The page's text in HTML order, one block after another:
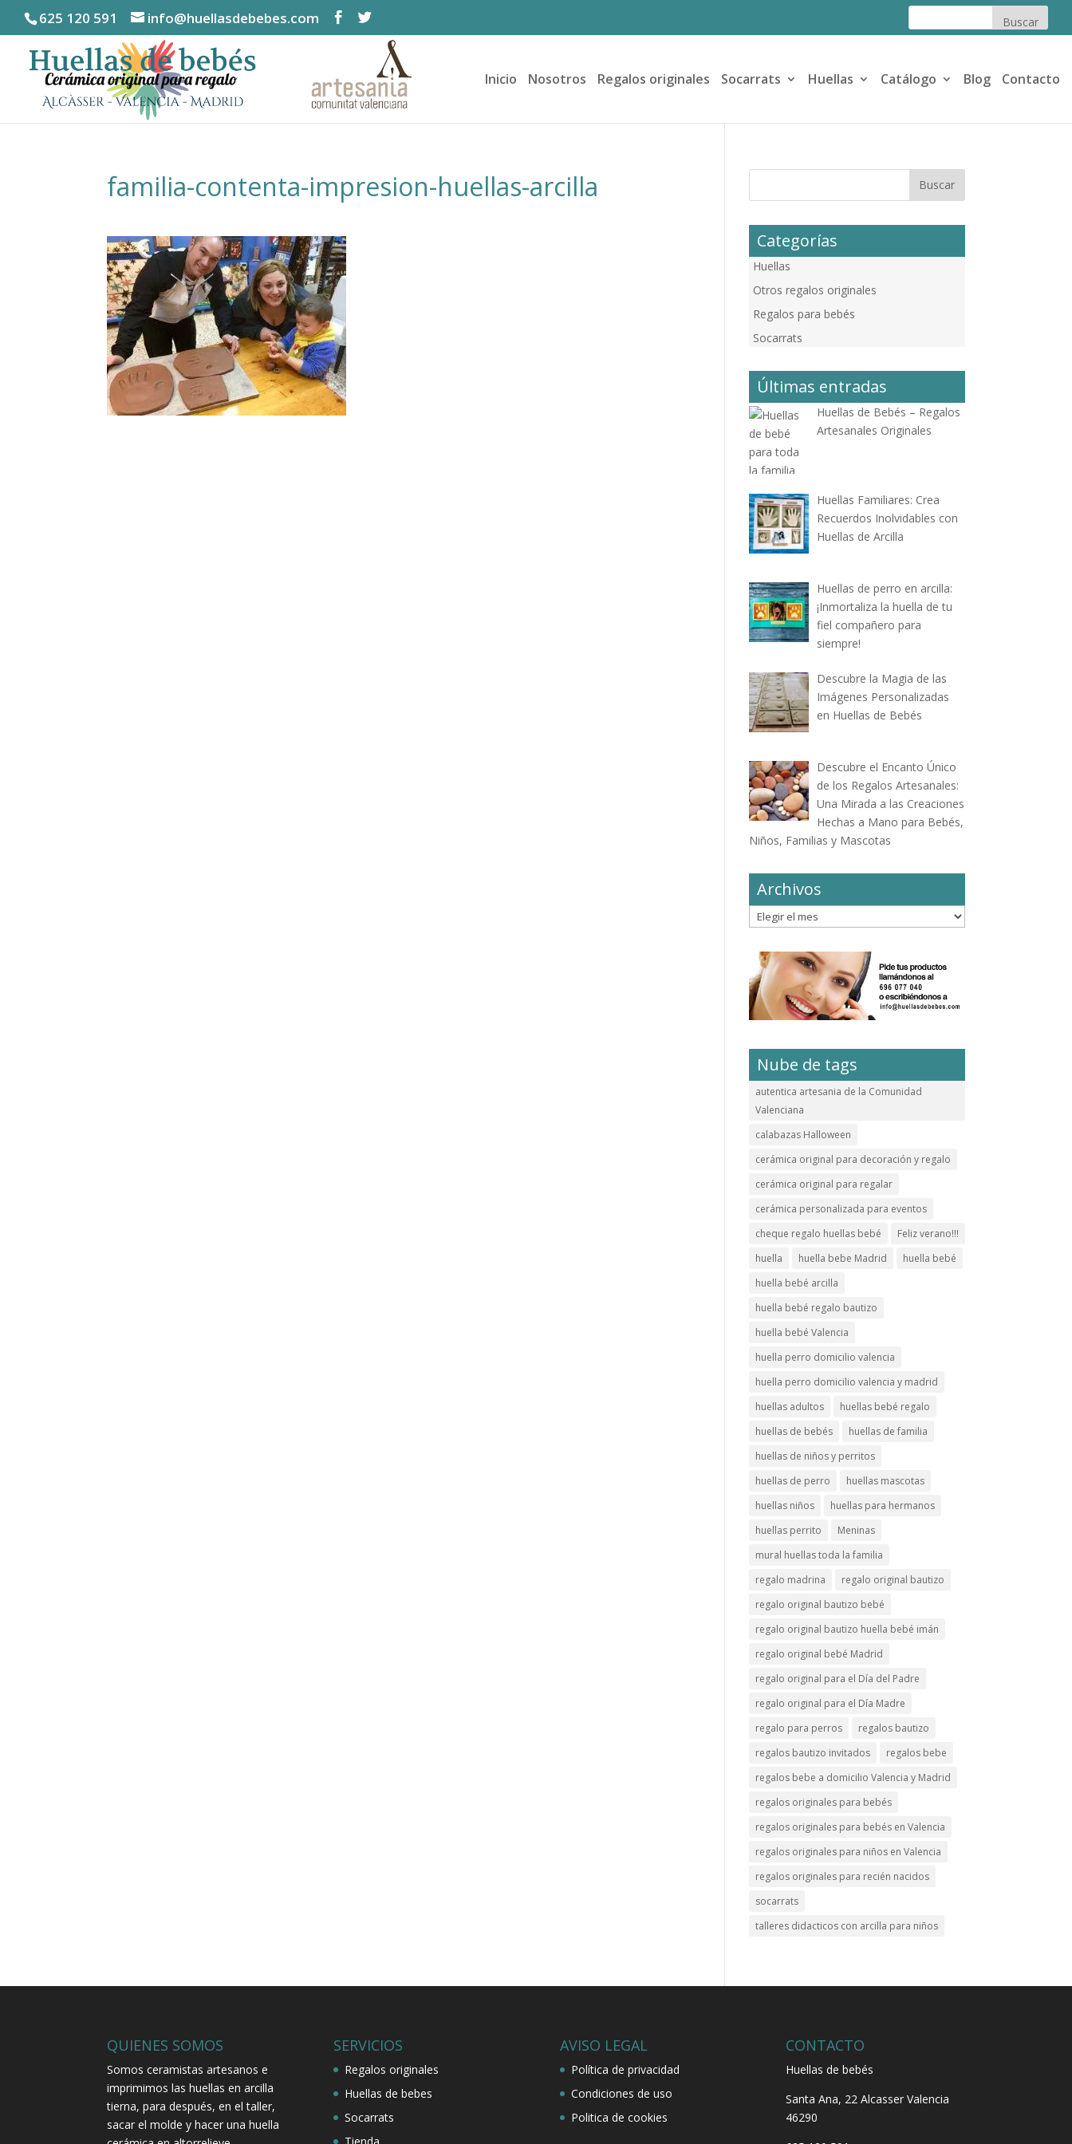
625 120 591 info@huellasdebebes.com
Inicio Nosotros Regalos originales Socarrats Huellas Catálogo Blog Contacto
familia-contenta-impresion-huellas-arcilla
Categorías
Huellas
Otros regalos originales
Regalos para bebés
Socarrats
Últimas entradas
Huellas de Bebés – Regalos
Artesanales Originales
Huellas Familiares: Crea
Recuerdos Inolvidables con
Huellas de Arcilla
Huellas de perro en arcilla:
¡Inmortaliza la huella de tu
fiel compañero para
siempre!
Descubre la Magia de las
Imágenes Personalizadas
en Huellas de Bebés
Descubre el Encanto Único
de los Regalos Artesanales:
Una Mirada a las Creaciones
Hechas a Mano para Bebés,
Niños, Familias y Mascotas
Archivos
Archivos
Nube de tags
autentica artesania de la Comunidad
Valenciana
calabazas Halloween
cerámica original para decoración y regalo
cerámica original para regalar
cerámica personalizada para eventos
cheque regalo huellas bebé
Feliz verano!!!
huella
huella bebe Madrid
huella bebé
huella bebé arcilla
huella bebé regalo bautizo
huella bebé Valencia
huella perro domicilio valencia
huella perro domicilio valencia y madrid
huellas adultos
huellas bebé regalo
huellas de bebés
huellas de familia
huellas de niños y perritos
huellas de perro
huellas mascotas
huellas niños
huellas para hermanos
huellas perrito
Meninas
mural huellas toda la familia
regalo madrina
regalo original bautizo
regalo original bautizo bebé
regalo original bautizo huella bebé imán
regalo original bebé Madrid
regalo original para el Día del Padre
regalo original para el Día Madre
regalo para perros
regalos bautizo
regalos bautizo invitados
regalos bebe
regalos bebe a domicilio Valencia y Madrid
regalos originales para bebés
regalos originales para bebés en Valencia
regalos originales para niños en Valencia
regalos originales para recién nacidos
socarrats
talleres didacticos con arcilla para niños
QUIENES SOMOS
Somos ceramistas artesanos e
imprimimos las huellas en arcilla
tierna, para después, en el taller,
sacar el molde y hacer una huella
SERVICIOS
Regalos originales
Huellas de bebes
Socarrats
AVISO LEGAL
Política de privacidad
Condiciones de uso
Politica de cookies
CONTACTO
Huellas de bebés
Santa Ana, 22Alcasser Valencia
46290